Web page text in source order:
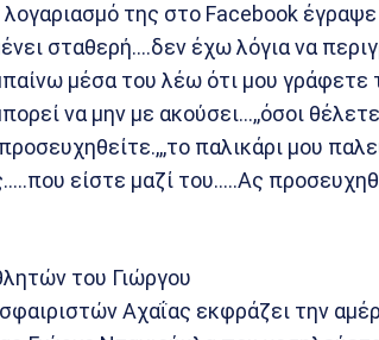
της στο Facebook
σταθερή….δεν έχω λόγια να
μέσα του λέω ότι μου γράφετε
να μην με ακούσει…,,όσοι
παλικάρι μου
είστε μαζί του…..Ας
του Γιώργου
Αχαΐας εκφράζει την